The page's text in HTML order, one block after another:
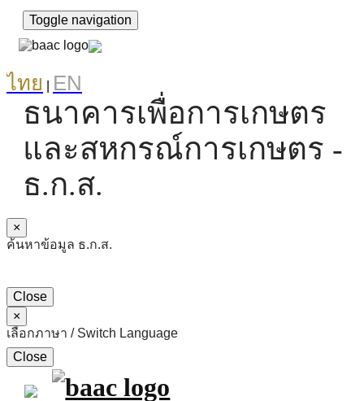
Toggle navigation
ไทย EN
ธนาคารเพื่อการเกษตร
และสหกรณ์การเกษตร -
ธ.ก.ส.
×
ค้นหาข้อมูล ธ.ก.ส.
Close
×
เลือกภาษา / Switch Language
Close